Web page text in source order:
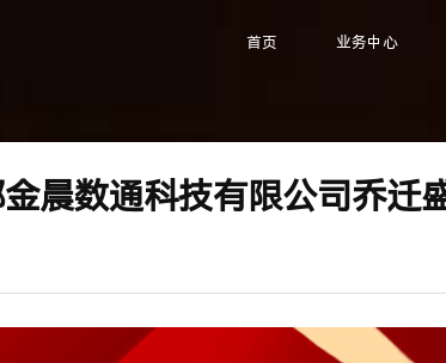
首页 业务中心
晨数通科技有限公司乔迁